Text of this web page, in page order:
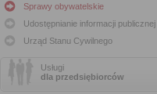
Sprawy obywatelskie
Udostępnianie informacji publicznej
Urząd Stanu Cywilnego
Usługi
dla przedsiębiorców